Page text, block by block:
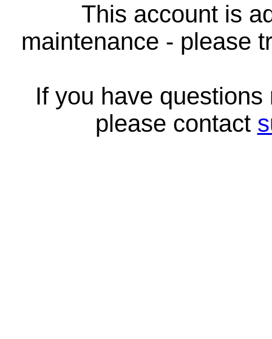
This account is
maintenance - please
If you have
please contact